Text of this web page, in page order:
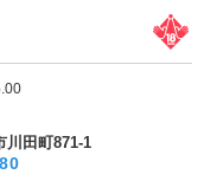
年に発足した歴史ある商
ェ、ローカル情緒あふれ
ひお気に入りの1軒を見つ
テルでひと休み。簗瀬
、JR「宇都宮駅」、東武
・川田町エリアに多く
ホテルもあるのでさっ
ましょう。
星のうち5
川田町871-1